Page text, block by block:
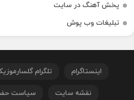
پخش آهنگ در سایت
تبلیغات وب پوش
اینستاگرام تلگرام
نقشه سایت سیاست